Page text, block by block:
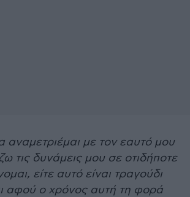
αναμετριέμαι με τον εαυτό μου
τις δυνάμεις μου σε οτιδήποτε
είτε αυτό είναι τραγούδι
αφού ο χρόνος αυτή τη φορά